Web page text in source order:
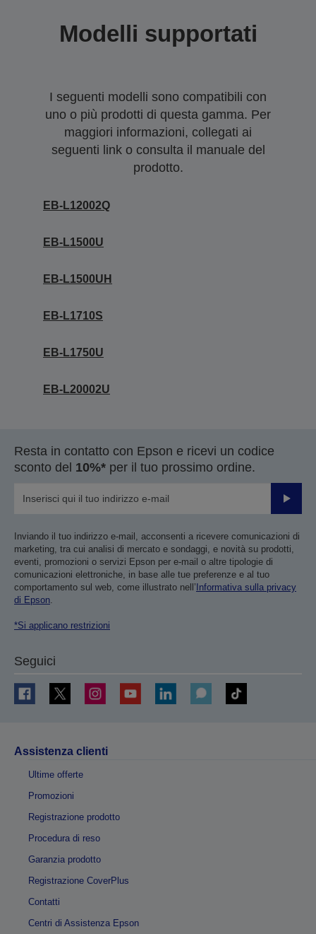
Modelli supportati
I seguenti modelli sono compatibili con
uno o più prodotti di questa gamma. Per
maggiori informazioni, collegati ai
seguenti link o consulta il manuale del
prodotto.
EB-L12002Q
EB-L1500U
EB-L1500UH
EB-L1710S
EB-L1750U
EB-L20002U
Resta in contatto con Epson e ricevi un codice
sconto del 10%* per il tuo prossimo ordine.
Invia
Inviando il tuo indirizzo e-mail, acconsenti a ricevere comunicazioni di
marketing, tra cui analisi di mercato e sondaggi, e novità su prodotti,
eventi, promozioni o servizi Epson per e-mail o altre tipologie di
comunicazioni elettroniche, in base alle tue preferenze e al tuo
comportamento sul web, come illustrato nell’ Informativa sulla privacy
di Epson.
*Si applicano restrizioni
Seguici
Assistenza clienti
Ultime offerte
Promozioni
Registrazione prodotto
Procedura di reso
Garanzia prodotto
Registrazione CoverPlus
Contatti
Centri di Assistenza Epson